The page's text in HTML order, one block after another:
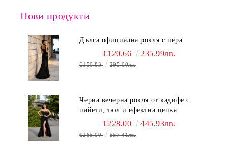
Нови продукти
Дълга официална рокля с пера
€120.66 235.99лв.
€150.83 295.00лв.
Черна вечерна рокля от кадифе с
пайети, тюл и ефектна цепка
€228.00 445.93лв.
€285.00 557.41лв.